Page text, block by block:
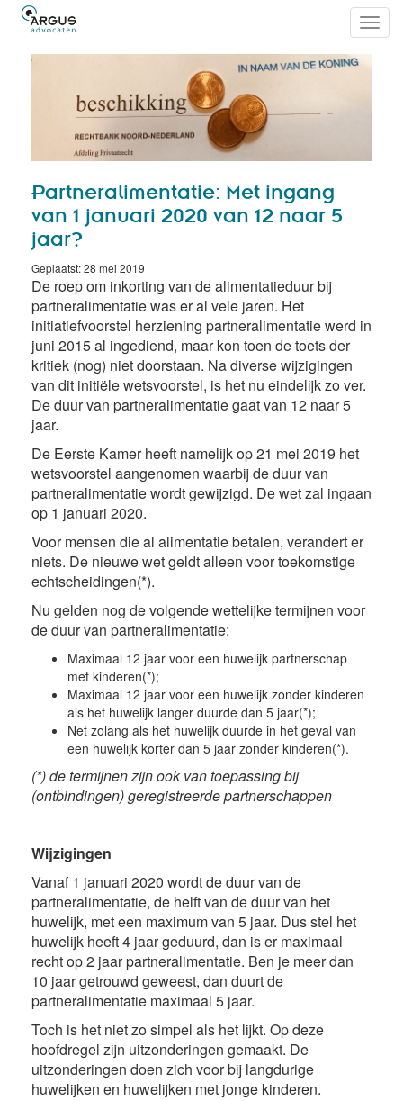
Partneralimentatie: Met ingang
van 1 januari 2020 van 12 naar 5
jaar?
Geplaatst: 28 mei 2019
De roep om inkorting van de alimentatieduur bij
partneralimentatie was er al vele jaren. Het
initiatiefvoorstel herziening partneralimentatie werd in
juni 2015 al ingediend, maar kon toen de toets der
kritiek (nog) niet doorstaan. Na diverse wijzigingen
van dit initiële wetsvoorstel, is het nu eindelijk zo ver.
De duur van partneralimentatie gaat van 12 naar 5
jaar.
De Eerste Kamer heeft namelijk op 21 mei 2019 het
wetsvoorstel aangenomen waarbij de duur van
partneralimentatie wordt gewijzigd. De wet zal ingaan
op 1 januari 2020.
Voor mensen die al alimentatie betalen, verandert er
niets. De nieuwe wet geldt alleen voor toekomstige
echtscheidingen(*).
Nu gelden nog de volgende wettelijke termijnen voor
de duur van partneralimentatie:
Maximaal 12 jaar voor een huwelijk partnerschap
met kinderen(*);
Maximaal 12 jaar voor een huwelijk zonder kinderen
als het huwelijk langer duurde dan 5 jaar(*);
Net zolang als het huwelijk duurde in het geval van
een huwelijk korter dan 5 jaar zonder kinderen(*).
(*) de termijnen zijn ook van toepassing bij
(ontbindingen) geregistreerde partnerschappen
Wijzigingen
Vanaf 1 januari 2020 wordt de duur van de
partneralimentatie, de helft van de duur van het
huwelijk, met een maximum van 5 jaar. Dus stel het
huwelijk heeft 4 jaar geduurd, dan is er maximaal
recht op 2 jaar partneralimentatie. Ben je meer dan
10 jaar getrouwd geweest, dan duurt de
partneralimentatie maximaal 5 jaar.
Toch is het niet zo simpel als het lijkt. Op deze
hoofdregel zijn uitzonderingen gemaakt. De
uitzonderingen doen zich voor bij langdurige
huwelijken en huwelijken met jonge kinderen.